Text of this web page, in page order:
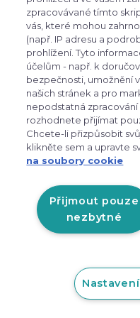
Zákaznické
Praktické
Otevírací
Liberci:
zpracovávané tímto
vás, které mohou
(např. IP adresu a
prohlížení. Tyto
účelům - např. k
bezpečnosti, umožnění
našich stránek a pro
nepodstatná
rozhodnete přijímat
Chcete-li přizpůsobit
klikněte sem a upravte
na soubory cookie
Přijmout pouze
nezbytné